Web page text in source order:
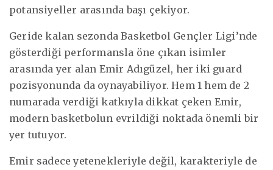
potansiyeller arasında başı çekiyor.
Geride kalan sezonda Basketbol Gençler Ligi’nde
gösterdiği performansla öne çıkan isimler
arasında yer alan Emir Adıgüzel, her iki guard
pozisyonunda da oynayabiliyor. Hem 1 hem de 2
numarada verdiği katkıyla dikkat çeken Emir,
modern basketbolun evrildiği noktada önemli bir
yer tutuyor.
Emir sadece yetenekleriyle değil, karakteriyle de